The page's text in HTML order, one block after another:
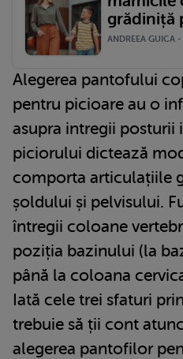
grădiniță
ANDREEA GUICA
Alegerea pantofului
pentru picioare au o
asupra intregii posturii
piciorului dictează
comporta articulațiile
șoldului și pelvisului.
întregii coloane
poziția bazinului (la
până la coloana
Iată cele trei sfaturi
trebuie să ții cont
alegerea pantofilor